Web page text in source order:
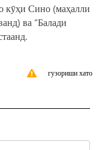
кӯҳи Сино (маҳалли
ва “Балади
гузориши хато